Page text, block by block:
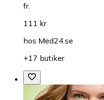
fr.
111 kr
hos Med24.se
+17 butiker